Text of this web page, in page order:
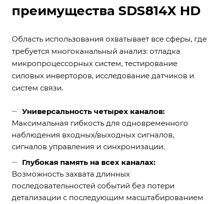
преимущества SDS814X HD
Область использования охватывает все сферы, где
требуется многоканальный анализ: отладка
микропроцессорных систем, тестирование
силовых инверторов, исследование датчиков и
систем связи.
Универсальность четырех каналов:
Максимальная гибкость для одновременного
наблюдения входных/выходных сигналов,
сигналов управления и синхронизации.
Глубокая память на всех каналах:
Возможность захвата длинных
последовательностей событий без потери
детализации с последующим масштабированием